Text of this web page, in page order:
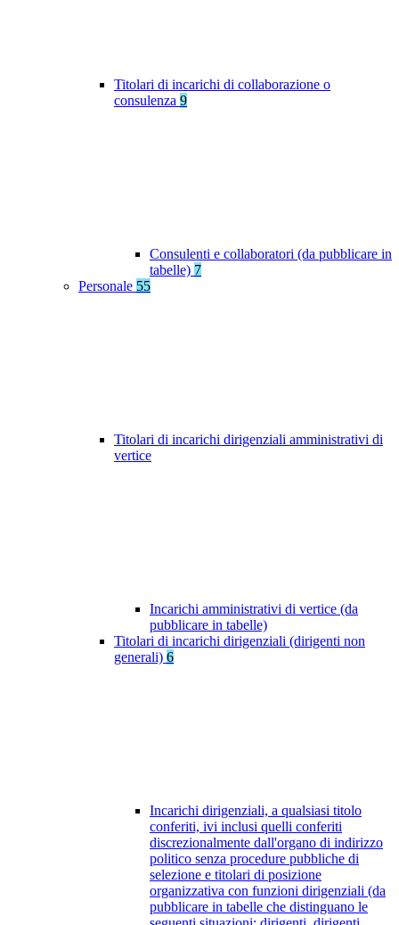
Titolari di incarichi di collaborazione o
consulenza 9
Consulenti e collaboratori (da pubblicare in
tabelle) 7
Personale 55
Titolari di incarichi dirigenziali amministrativi di
vertice
Incarichi amministrativi di vertice (da
pubblicare in tabelle)
Titolari di incarichi dirigenziali (dirigenti non
generali) 6
Incarichi dirigenziali, a qualsiasi titolo
conferiti, ivi inclusi quelli conferiti
discrezionalmente dall'organo di indirizzo
politico senza procedure pubbliche di
selezione e titolari di posizione
organizzativa con funzioni dirigenziali (da
pubblicare in tabelle che distinguano le